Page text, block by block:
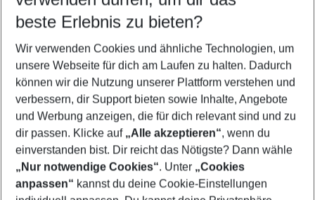
5-8 Nächte
2 Erwachsene Keine Kinder
Mehr Filter anzeigen
Footer
Footer navigation
beste Erlebnis zu bieten?
Wir verwenden Cookies und ähnliche Technologien, um
unsere Webseite für dich am Laufen zu halten. Dadurch
können wir die Nutzung unserer Plattform verstehen und
verbessern, dir Support bieten sowie Inhalte, Angebote
und Werbung anzeigen, die für dich relevant sind und zu
dir passen. Klicke auf „Alle akzeptieren“, wenn du
einverstanden bist. Dir reicht das Nötigste? Dann wähle
„Nur notwendige Cookies“. Unter „Cookies
anpassen“ kannst du deine Cookie-Einstellungen